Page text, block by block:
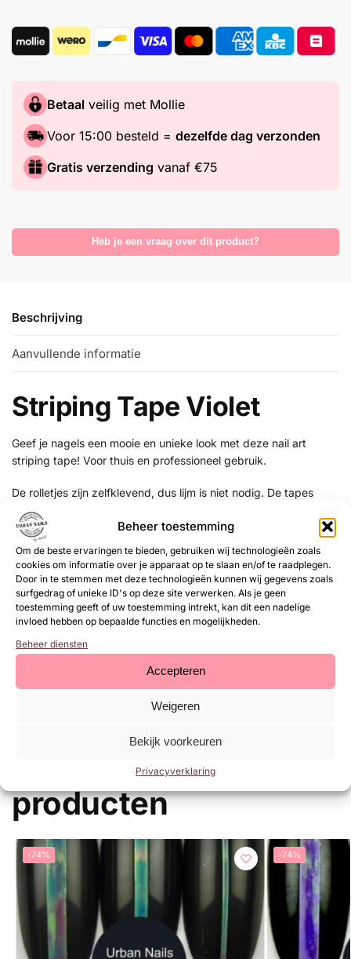
Beheer toestemming
Om de beste ervaringen te bieden, gebruiken wij technologieën zoals
cookies om informatie over je apparaat op te slaan en/of te raadplegen.
Door in te stemmen met deze technologieën kunnen wij gegevens zoals
surfgedrag of unieke ID's op deze site verwerken. Als je geen
toestemming geeft of uw toestemming intrekt, kan dit een nadelige
invloed hebben op bepaalde functies en mogelijkheden.
Beheer diensten
Accepteren
Weigeren
Bekijk voorkeuren
Privacyverklaring
Betaal veilig met Mollie
Voor 15:00 besteld = dezelfde dag verzonden
Gratis verzending vanaf €75
Heb je een vraag over dit product?
Beschrijving
Aanvullende informatie
Striping Tape Violet
Geef je nagels een mooie en unieke look met deze nail art
striping tape! Voor thuis en professioneel gebruik.
De rolletjes zijn zelfklevend, dus lijm is niet nodig. De tapes
kunnen samen gebruikt worden met UV gel, acrylnagels,
nagellak etc.
Hoe te gebruiken:
Lak de nagel met de gewenste kleur be jeweled gel polish
Breng de tape met het eigen ontwerp aan
Breng een neXt Top Gel aan om de striping tape te sealen
SKU: N/B
Merk: Urban Nails
Gerelateerde
producten
-74% -74%